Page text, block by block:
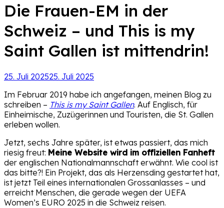
Die Frauen-EM in der
Schweiz – und This is my
Saint Gallen ist mittendrin!
25. Juli 202525. Juli 2025
Im Februar 2019 habe ich angefangen, meinen Blog zu
schreiben – This is my Saint Gallen. Auf Englisch, für
Einheimische, Zuzügerinnen und Touristen, die St. Gallen
erleben wollen.
Jetzt, sechs Jahre später, ist etwas passiert, das mich
riesig freut: Meine Website wird im offiziellen Fanheft
der englischen Nationalmannschaft erwähnt. Wie cool ist
das bitte?! Ein Projekt, das als Herzensding gestartet hat,
ist jetzt Teil eines internationalen Grossanlasses – und
erreicht Menschen, die gerade wegen der UEFA
Women’s EURO 2025 in die Schweiz reisen.